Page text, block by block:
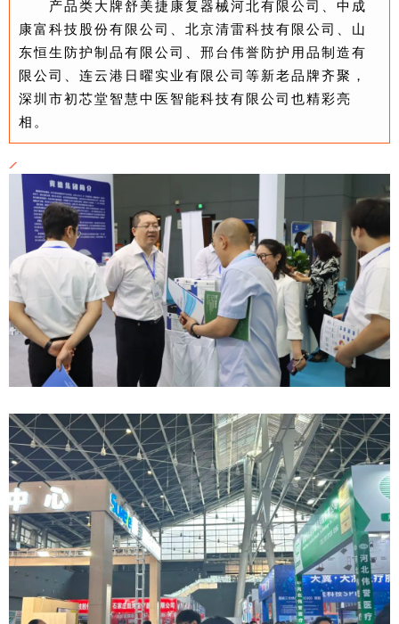
产品类大牌舒美捷康复器械河北有限公司、中成
康富科技股份有限公司、北京清雷科技有限公司、山
东恒生防护制品有限公司、邢台伟誉防护用品制造有
限公司、连云港日曜实业有限公司等新老品牌齐聚，
深圳市初芯堂智慧中医智能科技有限公司也精彩亮
相。